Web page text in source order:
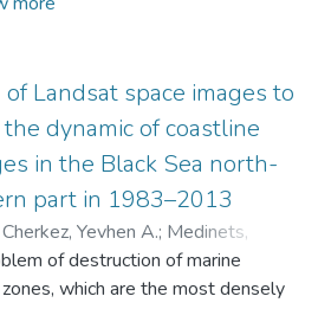
Сергій Володимирович
Сергей Владимирович;
Володимир Іванович
Владимир Иванович
and its infrastructure
are among the most urgent
geological and environmental
It is known that the factors of
and development of coast-
processes influenced
the morphometric features of
underwater slope, marked by
benches and terraces. The same
Landsat space images to
dynamic of coastline
in the Black Sea north-
part in 1983–2013
Cherkez, Yevhen A.; Medinets,
I.;Pavlik, T. V.;Gazyetov, Yevgen
Sergiy V.;Kozlova, Tetiana V.;
of destruction of marine
which are the most densely